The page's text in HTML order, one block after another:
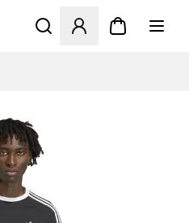
Apre una finestra modale